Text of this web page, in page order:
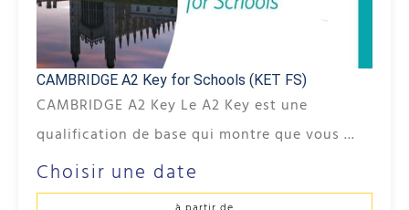
CAMBRIDGE A2 Key for Schools (KET FS)
CAMBRIDGE A2 Key Le A2 Key est une
qualification de base qui montre que vous ...
Choisir une date